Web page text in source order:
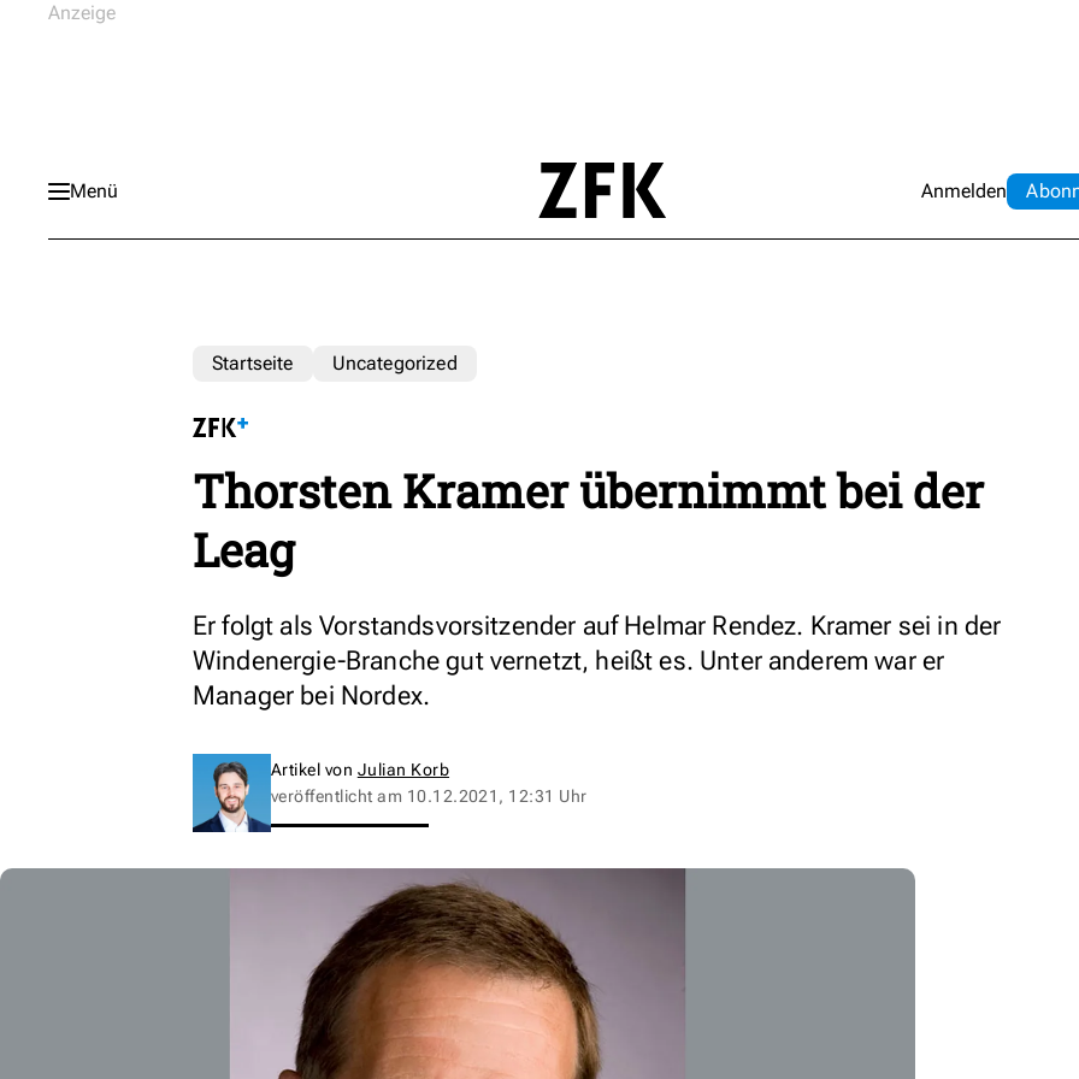
Menü Anmelden Abo
Startseite Uncategorized
Thorsten Kramer übernimmt bei der
Leag
Er folgt als Vorstandsvorsitzender auf Helmar Rendez. Kramer sei in der
Windenergie-Branche gut vernetzt, heißt es. Unter anderem war er
Manager bei Nordex.
Artikel von Julian Korb
veröffentlicht am 10.12.2021, 12:31 Uhr